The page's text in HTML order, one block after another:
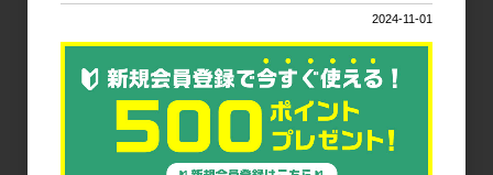
個人データの取扱いに関する責任者を設置するとともに、個
人データを取り扱う従業者及び当該従業者が取り扱う個人デ
ータの範囲を明確化し、法や取扱規程に違反している事実又
は兆候を把握した場合の責任者への報告連絡体制を整備して
います。
個人データの取扱状況について、定期的に自己点検を実施す
るとともに、他部署や外部の者による監査を実施していま
2024-11-01